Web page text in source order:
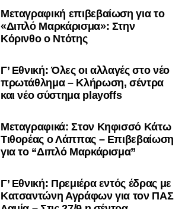
Μεταγραφική επιβεβαίωση για το
«Διπλό Μαρκάρισμα»: Στην
Κόρινθο ο Ντότης
Γ’ Εθνική: Όλες οι αλλαγές στο νέο
πρωτάθλημα – Κλήρωση, σέντρα
και νέο σύστημα playoffs
Μεταγραφικά: Στον Κηφισσό Κάτω
Τιθορέας ο Λάππας – Επιβεβαίωση
για το “Διπλό Μαρκάρισμα”
Γ’ Εθνική: Πρεμιέρα εντός έδρας με
Κατσαντώνη Αγράφων για τον ΠΑΣ